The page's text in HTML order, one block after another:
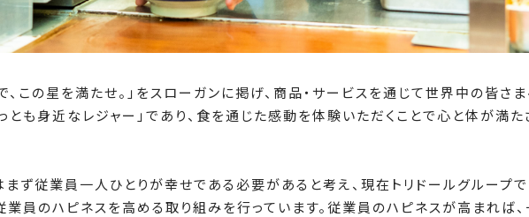
、この星を満たせ。」をスローガンに掲げ、商品・サービスを通じて世界中の皆さ
とも身近なレジャー」であり、食を通じた感動を体験いただくことで心と体が満
ず従業員一人ひとりが幸せである必要があると考え、現在トリドールグループ
員のハピネスを高める取り組みを行っています。従業員のハピネスが高まれば